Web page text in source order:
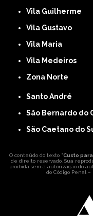
Vila Guilherme
Vila Gustavo
Vila Maria
Vila Medeiros
Zona Norte
Santo André
São Bernardo do
São Caetano do
O conteúdo do texto "Custo
de direito reservado. Sua
proibida sem a autorização do
do Código Penal –